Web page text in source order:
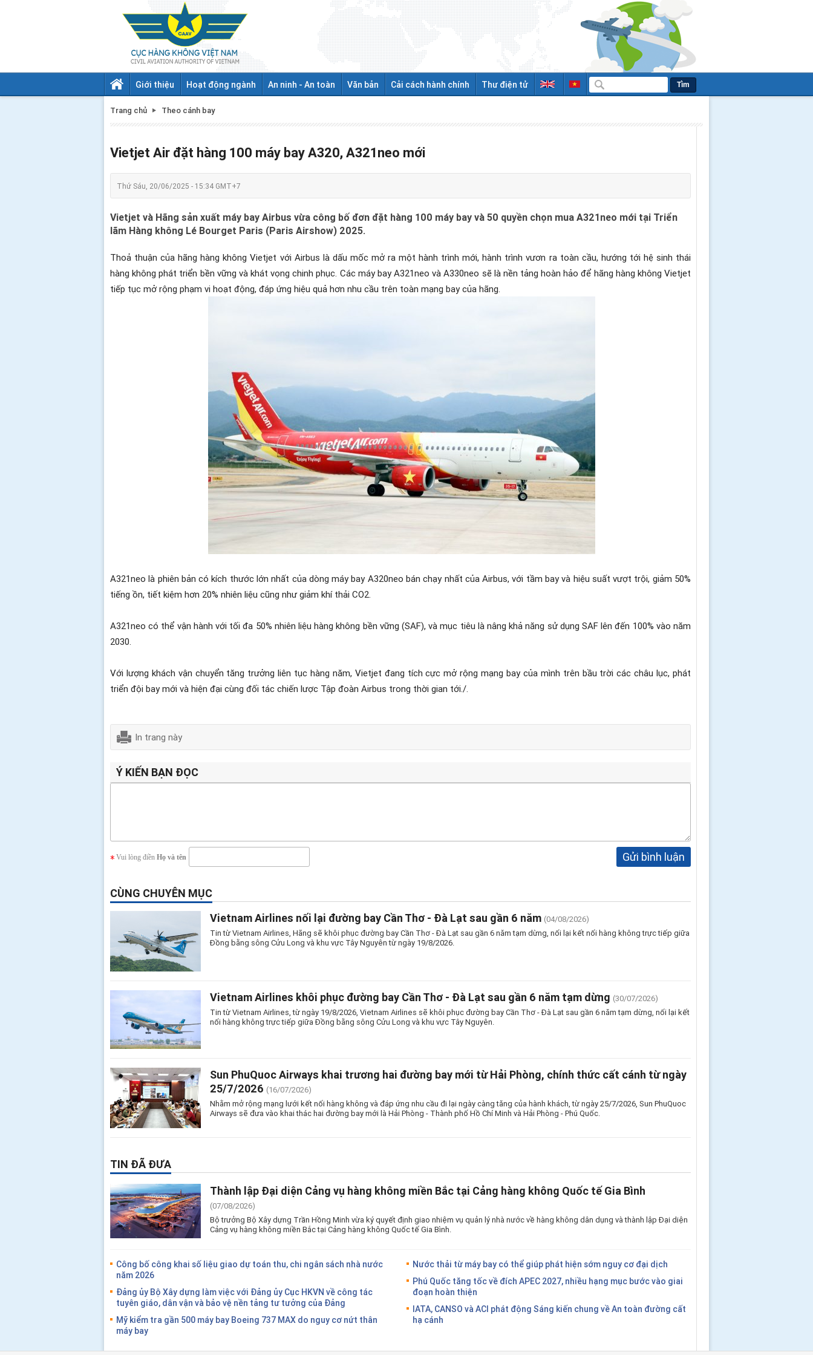
Giới thiệu Hoạt động ngành An ninh - An toàn Văn bản Cải cách hành chính Thư điện tử Tìm
Trang chủ Theo cánh bay
Vietjet Air đặt hàng 100 máy bay A320, A321neo mới
Thứ Sáu, 20/06/2025 - 15:34 GMT+7
Vietjet và Hãng sản xuất máy bay Airbus vừa công bố đơn đặt hàng 100 máy bay và 50 quyền chọn mua A321neo mới tại Triển
lãm Hàng không Lé Bourget Paris (Paris Airshow) 2025.
Thoả thuận của hãng hàng không Vietjet với Airbus là dấu mốc mở ra một hành trình mới, hành trình vươn ra toàn cầu, hướng tới hệ sinh thái
hàng không phát triển bền vững và khát vọng chinh phục. Các máy bay A321neo và A330neo sẽ là nền tảng hoàn hảo để hãng hàng không Vietjet
tiếp tục mở rộng phạm vi hoạt động, đáp ứng hiệu quả hơn nhu cầu trên toàn mạng bay của hãng.
A321neo là phiên bản có kích thước lớn nhất của dòng máy bay A320neo bán chạy nhất của Airbus, với tầm bay và hiệu suất vượt trội, giảm 50%
tiếng ồn, tiết kiệm hơn 20% nhiên liệu cũng như giảm khí thải CO2.
A321neo có thể vận hành với tối đa 50% nhiên liệu hàng không bền vững (SAF), và mục tiêu là nâng khả năng sử dụng SAF lên đến 100% vào năm
2030.
Với lượng khách vận chuyển tăng trưởng liên tục hàng năm, Vietjet đang tích cực mở rộng mạng bay của mình trên bầu trời các châu lục, phát
triển đội bay mới và hiện đại cùng đối tác chiến lược Tập đoàn Airbus trong thời gian tới./.
In trang này
Ý KIẾN BẠN ĐỌC
Vui lòng điền Họ và tên Gửi bình luận
CÙNG CHUYÊN MỤC
Vietnam Airlines nối lại đường bay Cần Thơ - Đà Lạt sau gần 6 năm (04/08/2026)
Tin từ Vietnam Airlines, Hãng sẽ khôi phục đường bay Cần Thơ - Đà Lạt sau gần 6 năm tạm dừng, nối lại kết nối hàng không trực tiếp giữa
Đồng bằng sông Cửu Long và khu vực Tây Nguyên từ ngày 19/8/2026.
Vietnam Airlines khôi phục đường bay Cần Thơ - Đà Lạt sau gần 6 năm tạm dừng (30/07/2026)
Tin từ Vietnam Airlines, từ ngày 19/8/2026, Vietnam Airlines sẽ khôi phục đường bay Cần Thơ - Đà Lạt sau gần 6 năm tạm dừng, nối lại kết
nối hàng không trực tiếp giữa Đồng bằng sông Cửu Long và khu vực Tây Nguyên.
Sun PhuQuoc Airways khai trương hai đường bay mới từ Hải Phòng, chính thức cất cánh từ ngày
25/7/2026 (16/07/2026)
Nhằm mở rộng mạng lưới kết nối hàng không và đáp ứng nhu cầu đi lại ngày càng tăng của hành khách, từ ngày 25/7/2026, Sun PhuQuoc
Airways sẽ đưa vào khai thác hai đường bay mới là Hải Phòng - Thành phố Hồ Chí Minh và Hải Phòng - Phú Quốc.
TIN ĐÃ ĐƯA
Thành lập Đại diện Cảng vụ hàng không miền Bắc tại Cảng hàng không Quốc tế Gia Bình
(07/08/2026)
Bộ trưởng Bộ Xây dựng Trần Hồng Minh vừa ký quyết định giao nhiệm vụ quản lý nhà nước về hàng không dân dụng và thành lập Đại diện
Cảng vụ hàng không miền Bắc tại Cảng hàng không Quốc tế Gia Bình.
Công bố công khai số liệu giao dự toán thu, chi ngân sách nhà nước
năm 2026
Đảng ủy Bộ Xây dựng làm việc với Đảng ủy Cục HKVN về công tác
tuyên giáo, dân vận và bảo vệ nền tảng tư tưởng của Đảng
Mỹ kiểm tra gần 500 máy bay Boeing 737 MAX do nguy cơ nứt thân
máy bay
Nước thải từ máy bay có thể giúp phát hiện sớm nguy cơ đại dịch
Phú Quốc tăng tốc về đích APEC 2027, nhiều hạng mục bước vào giai
đoạn hoàn thiện
IATA, CANSO và ACI phát động Sáng kiến chung về An toàn đường cất
hạ cánh